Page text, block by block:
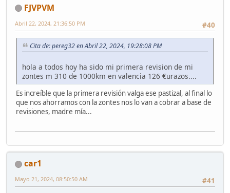
FJVPVM
#40
Abril 22, 2024, 21:36:50 PM
Cita de: pereg32 en Abril 22, 2024, 19:28:08 PM
hola a todos hoy ha sido mi primera revision de mi
zontes m 310 de 1000km en valencia 126 €urazos....
Es increíble que la primera revisión valga ese pastizal, al final lo
que nos ahorramos con la zontes nos lo van a cobrar a base de
revisiones, madre mía...
car1
#41
Mayo 21, 2024, 08:50:50 AM